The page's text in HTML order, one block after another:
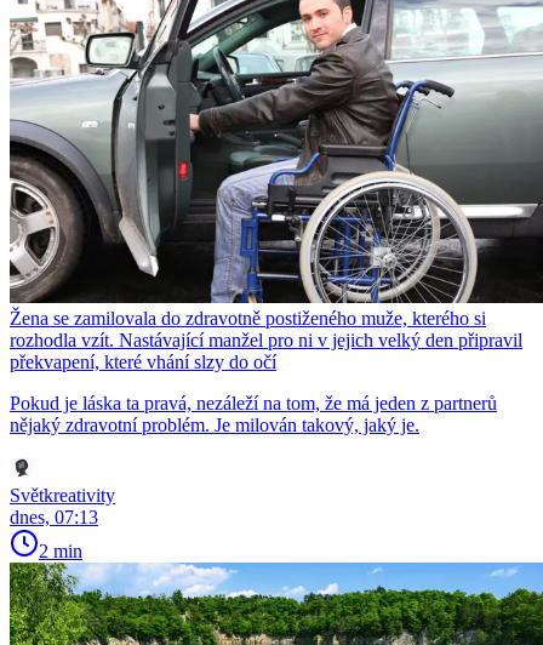
Žena se zamilovala do zdravotně postiženého muže, kterého si
rozhodla vzít. Nastávající manžel pro ni v jejich velký den připravil
překvapení, které vhání slzy do očí
Pokud je láska ta pravá, nezáleží na tom, že má jeden z partnerů
nějaký zdravotní problém. Je milován takový, jaký je.
Světkreativity
dnes, 07:13
2 min